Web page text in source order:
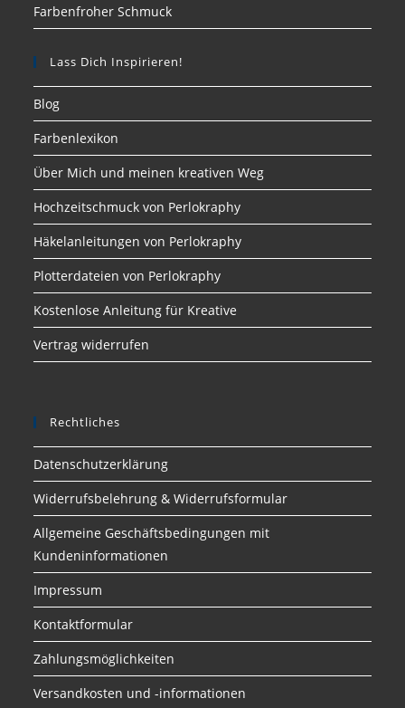
Farbenfroher Schmuck
Lass Dich Inspirieren!
Blog
Farbenlexikon
Über Mich und meinen kreativen Weg
Hochzeitschmuck von Perlokraphy
Häkelanleitungen von Perlokraphy
Plotterdateien von Perlokraphy
Kostenlose Anleitung für Kreative
Vertrag widerrufen
Rechtliches
Datenschutzerklärung
Widerrufsbelehrung & Widerrufsformular
Allgemeine Geschäftsbedingungen mit
Kundeninformationen
Impressum
Kontaktformular
Zahlungsmöglichkeiten
Versandkosten und -informationen